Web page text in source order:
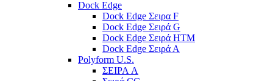
Dock Edge
Dock Edge Σειρα F
Dock Edge Σειρά G
Dock Edge Σειρά HTM
Dock Edge Σειρά Α
Polyform U.S.
ΣΕΙΡΑ A